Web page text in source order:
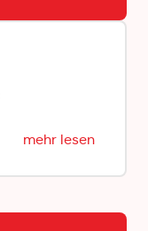
mehr lesen